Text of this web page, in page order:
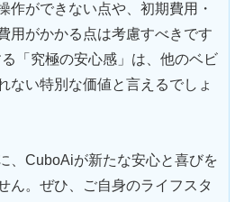
作ができない点や、初期費用・
用がかかる点は考慮すべきです
「究極の安心感」は、他のベビ
ない特別な価値と言えるでしょ
、CuboAiが新たな安心と喜びを
ん。ぜひ、ご自身のライフスタ